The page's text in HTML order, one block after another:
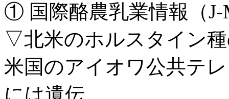
① 国際酪農乳業情報（
▽北米のホルスタイン
米国のアイオワ公共テ
には遺伝